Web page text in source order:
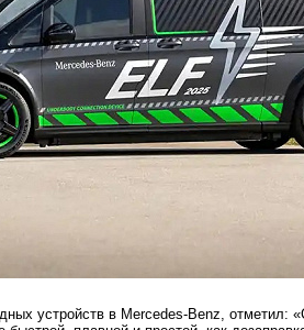
устройств в Mercedes-Benz,